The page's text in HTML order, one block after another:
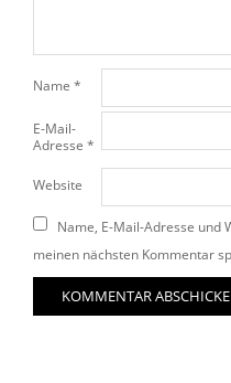
Name *
E-Mail-
Adresse *
Website
Name, E-Mail-Adresse und
meinen nächsten Kommentar